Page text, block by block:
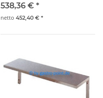
538,36 € *
netto 452,40 € *